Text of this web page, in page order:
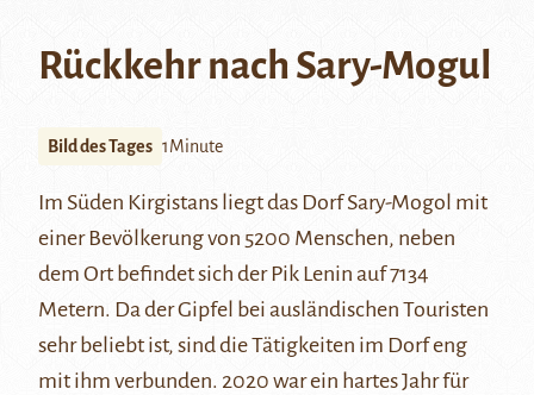
Rückkehr nach Sary-Mogul
Bild des Tages 1Minute
Im Süden Kirgistans liegt das Dorf Sary-Mogol mit
einer Bevölkerung von 5200 Menschen, neben
dem Ort befindet sich derPik Lenin auf 7134
Metern. Da der Gipfel bei ausländischen Touristen
sehr beliebt ist, sind die Tätigkeiten im Dorf eng
mit ihm verbunden. 2020 war ein hartes Jahr für